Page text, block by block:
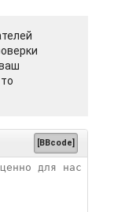
[BBcode]